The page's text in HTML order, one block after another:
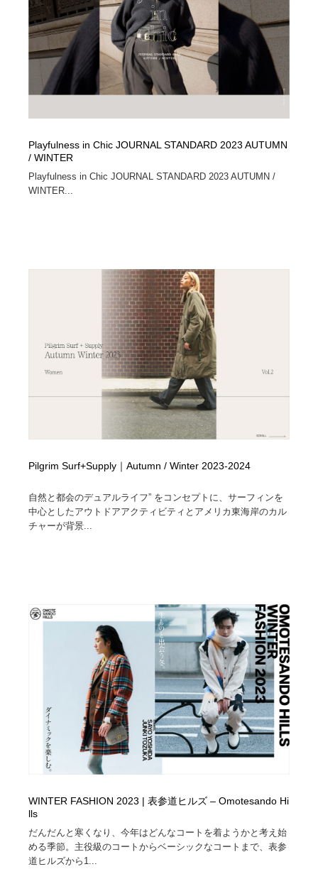
Playfulness in Chic JOURNAL STANDARD 2023 AUTUMN
/ WINTER
Playfulness in Chic JOURNAL STANDARD 2023 AUTUMN /
WINTER...
Pilgrim Surf+Supply｜Autumn / Winter 2023-2024
自然と都会のデュアルライフ” をコンセプトに、サーフィンを
中心としたアウトドアアクティビティとアメリカ東海岸のカル
チャーが背景...
WINTER FASHION 2023 | 表参道ヒルズ – Omotesando Hi
lls
だんだんと寒くなり、今年はどんなコートを着ようかと考え始
める季節。主役級のコートからベーシックなコートまで、表参
道ヒルズから1...